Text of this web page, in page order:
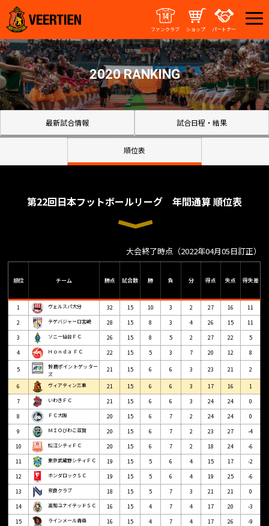
ファンクラブ ショップ パートナー
2020 RANKING
最新試合情報 試合日程・結果
順位表
第22回日本フットボールリーグ 年間通算 順位表
大会終了時点（2022年04月05日訂正）
順位 チーム 勝点 試合数 勝 負 分 得点 失点 得失差
1 ヴェルスパ大分 32 15 10 3 2 27 16
11
2
テゲバジャーロ宮崎 28 15 8 3 4 26 15
11
3
ソニー仙台ＦＣ 26 15 8 5 2 27 22
5
4
Ｈｏｎｄａ ＦＣ 22 15 5 3 7 20 12 8
5
鈴鹿ポイントゲッター
ズ
21 15 6 6 3 23 21 2
6 ヴィアティン三重 21 15 6 6 3 17 16
1
7
いわきＦＣ 21 15 6 6 3 24 24
0
8
ＦＣ大阪 20 15 6 7 2 24 24
0
9
ＭＩＯびわこ滋賀 20 15 6 7 2 23 27
-4
10
松江シティＦＣ 20 15 6 7 2 18 24
-6
11
東京武蔵野シティＦＣ 19 15 5 6 4 15 17
-2
12
ホンダロックＳＣ 19 15 5 6 4 19 25
-6
13
奈良クラブ 18 15 5 7 3 21 21
0
14
高知ユナイテッドＳＣ 16 15 4 7 4 17 20
-3
15
ラインメール青森 16 15 4 7 4 17 26
-9